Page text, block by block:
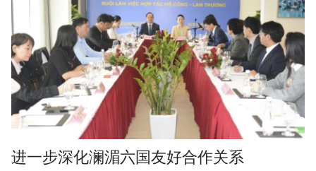
进一步深化澜湄六国友好合作关系